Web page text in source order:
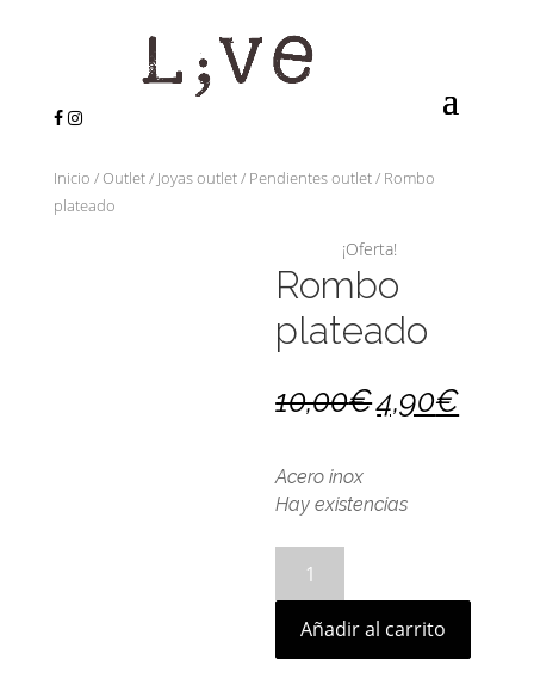
Inicio /Outlet/ Joyas outlet/ Pendientes outlet/ Rombo
plateado
¡Oferta!
Rombo
plateado
10,00€4,90€
Acero inox
Hay existencias
plateado
Añadir al carrito